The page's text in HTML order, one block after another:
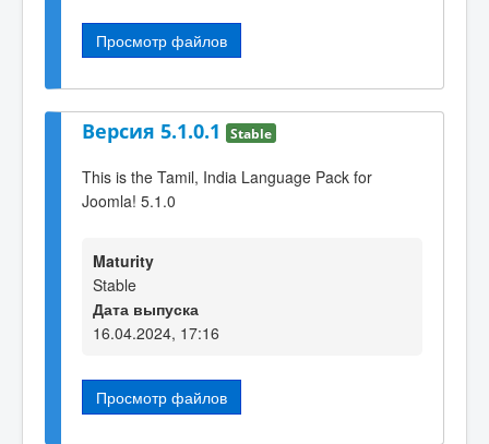
Просмотр файлов
Версия 5.1.0.1 Stable
This is the Tamil, India Language Pack for
Joomla! 5.1.0
Maturity
Stable
Дата выпуска
16.04.2024, 17:16
Просмотр файлов